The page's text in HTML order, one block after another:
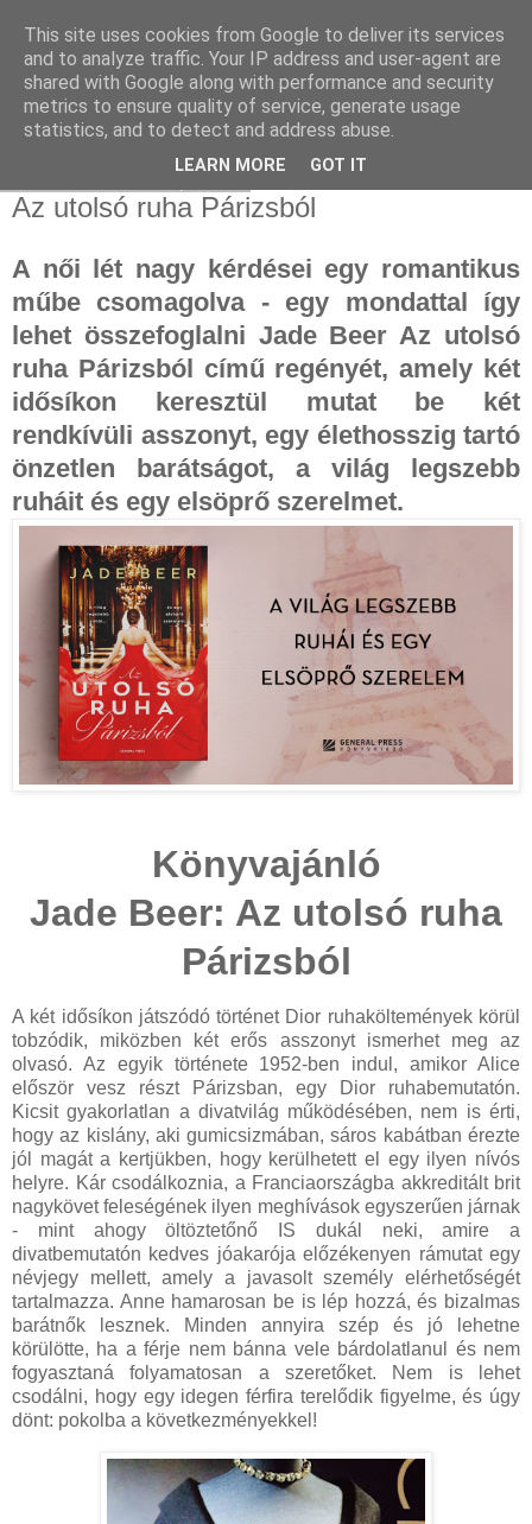
Az utolsó ruha Párizsból
A női lét nagy kérdései egy romantikus
műbe csomagolva - egy mondattal így
lehet összefoglalni Jade Beer Az utolsó
ruha Párizsból című regényét, amely két
idősíkon keresztül mutat be két
rendkívüli asszonyt, egy élethosszig tartó
önzetlen barátságot, a világ legszebb
ruháit és egy elsöprő szerelmet.
Könyvajánló
Jade Beer: Az utolsó ruha
Párizsból
A két idősíkon játszódó történet Dior ruhaköltemények körül
tobzódik, miközben két erős asszonyt ismerhet meg az
olvasó. Az egyik története 1952-ben indul, amikor Alice
először vesz részt Párizsban, egy Dior ruhabemutatón.
Kicsit gyakorlatlan a divatvilág működésében, nem is érti,
hogy az kislány, aki gumicsizmában, sáros kabátban érezte
jól magát a kertjükben, hogy kerülhetett el egy ilyen nívós
helyre. Kár csodálkoznia, a Franciaországba akkreditált brit
nagykövet feleségének ilyen meghívások egyszerűen járnak
- mint ahogy öltöztetőnő IS dukál neki, amire a
divatbemutatón kedves jóakarója előzékenyen rámutat egy
névjegy mellett, amely a javasolt személy elérhetőségét
tartalmazza. Anne hamarosan be is lép hozzá, és bizalmas
barátnők lesznek. Minden annyira szép és jó lehetne
körülötte, ha a férje nem bánna vele bárdolatlanul és nem
fogyasztaná folyamatosan a szeretőket. Nem is lehet
csodálni, hogy egy idegen férfira terelődik figyelme, és úgy
dönt: pokolba a következményekkel!
This site uses cookies from Google to deliver its services
and to analyze traffic. Your IP address and user-agent are
shared with Google along with performance and security
metrics to ensure quality of service, generate usage
statistics, and to detect and address abuse.
LEARN MORE GOT IT